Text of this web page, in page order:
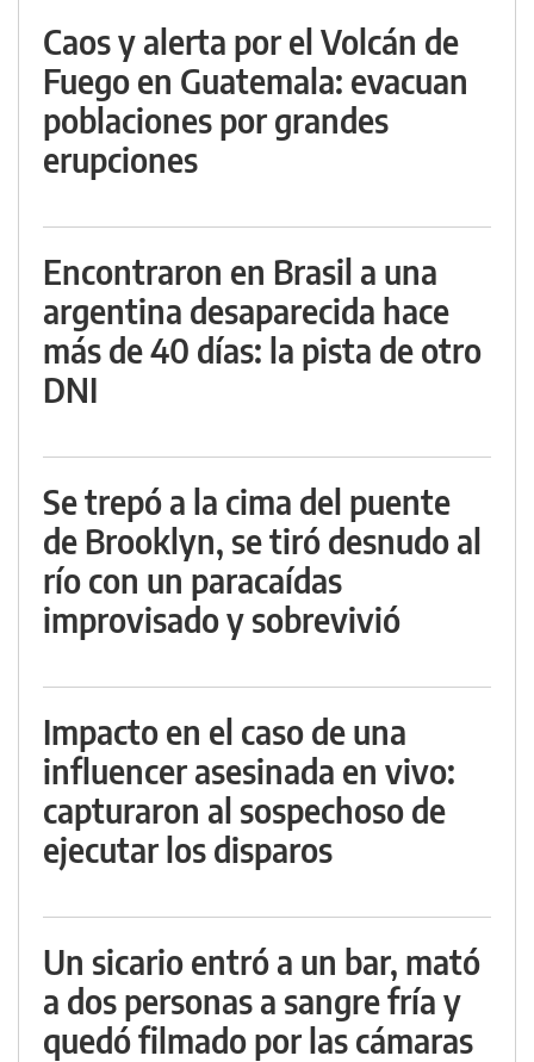
Caos y alerta por el Volcán de
Fuego en Guatemala: evacuan
poblaciones por grandes
erupciones
Encontraron en Brasil a una
argentina desaparecida hace
más de 40 días: la pista de otro
DNI
Se trepó a la cima del puente
de Brooklyn, se tiró desnudo al
río con un paracaídas
improvisado y sobrevivió
Impacto en el caso de una
influencer asesinada en vivo:
capturaron al sospechoso de
ejecutar los disparos
Un sicario entró a un bar, mató
a dos personas a sangre fría y
quedó filmado por las cámaras